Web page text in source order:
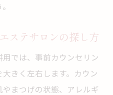
ステサロンの探し方
では、事前カウンセリン
きく左右します。カウン
まつげの状態、アレルギ